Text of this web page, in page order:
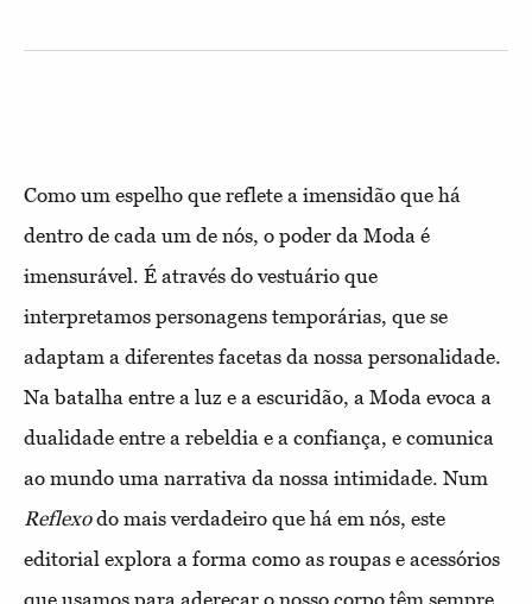
Como um espelho que reflete a imensidão que há
dentro de cada um de nós, o poder da Moda é
imensurável. É através do vestuário que
interpretamos personagens temporárias, que se
adaptam a diferentes facetas da nossa personalidade.
Na batalha entre a luz e a escuridão, a Moda evoca a
dualidade entre a rebeldia e a confiança, e comunica
ao mundo uma narrativa da nossa intimidade. Num
Reflexodo mais verdadeiro que há em nós, este
editorial explora a forma como as roupas e acessórios